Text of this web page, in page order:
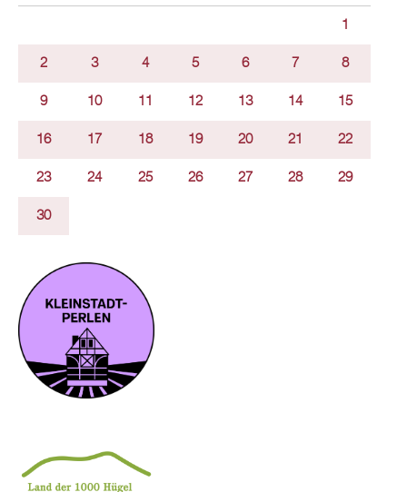
1
2 3 4 5 6 7 8
9 10 11 12 13 14 15
16 17 18 19 20 21 22
23 24 25 26 27 28 29
30